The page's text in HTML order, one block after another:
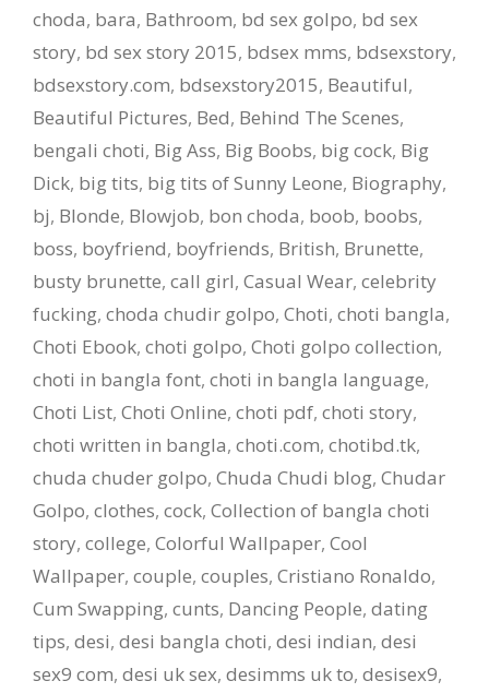
choda, bara, Bathroom, bd sex golpo, bd sex
story, bd sex story 2015, bdsex mms, bdsexstory,
bdsexstory.com, bdsexstory2015, Beautiful,
Beautiful Pictures, Bed, Behind The Scenes,
bengali choti, Big Ass, Big Boobs, big cock, Big
Dick, big tits, big tits of Sunny Leone, Biography,
bj, Blonde, Blowjob, bon choda, boob, boobs,
boss, boyfriend, boyfriends, British, Brunette,
busty brunette, call girl, Casual Wear, celebrity
fucking, choda chudir golpo, Choti, choti bangla,
Choti Ebook, choti golpo, Choti golpo collection,
choti in bangla font, choti in bangla language,
Choti List, Choti Online, choti pdf, choti story,
choti written in bangla, choti.com, chotibd.tk,
chuda chuder golpo, Chuda Chudi blog, Chudar
Golpo, clothes, cock, Collection of bangla choti
story, college, Colorful Wallpaper, Cool
Wallpaper, couple, couples, Cristiano Ronaldo,
Cum Swapping, cunts, Dancing People, dating
tips, desi, desi bangla choti, desi indian, desi
sex9 com, desi uk sex, desimms uk to, desisex9,